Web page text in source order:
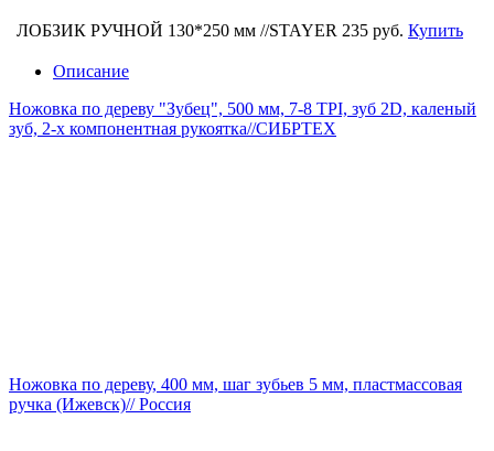
ЛОБЗИК РУЧНОЙ 130*250 мм //STAYER 235 руб. Купить
Описание
Ножовка по дереву "Зубец", 500 мм, 7-8 TPI, зуб 2D, каленый
зуб, 2-х компонентная рукоятка//СИБРТЕХ
Ножовка по дереву, 400 мм, шаг зубьев 5 мм, пластмассовая
ручка (Ижевск)// Россия